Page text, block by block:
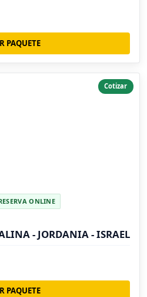
PAQUETE
Cotizar
ONLINE
- JORDANIA - ISRAEL
PAQUETE